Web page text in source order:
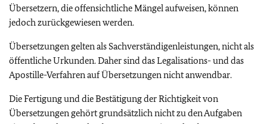
Übersetzern, die offensichtliche Mängel aufweisen, können
jedoch zurückgewiesen werden.
Übersetzungen gelten als Sachverständigenleistungen, nicht als
öffentliche Urkunden. Daher sind das Legalisations- und das
Apostille-Verfahren auf Übersetzungen nicht anwendbar.
Die Fertigung und die Bestätigung der Richtigkeit von
Übersetzungen gehört grundsätzlich nicht zu den Aufgaben